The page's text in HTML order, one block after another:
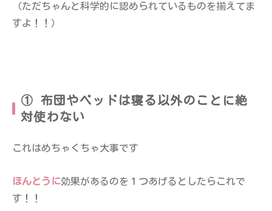
（ただちゃんと科学的に認められているものを揃えてま
すよ！！）
① 布団やベッドは寝る以外のことに絶
対使わない
これはめちゃくちゃ大事です
ほんとうに効果があるのを１つあげるとしたらこれで
す！！